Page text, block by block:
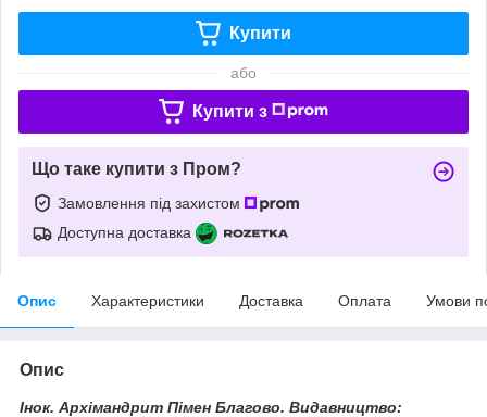
Купити
або
Купити з
Що таке купити з Пром?
Замовлення під захистом
Доступна доставка
Опис Характеристики Доставка Оплата Умови
Опис
Інок. Архімандрит Пімен Благово. Видавництво: